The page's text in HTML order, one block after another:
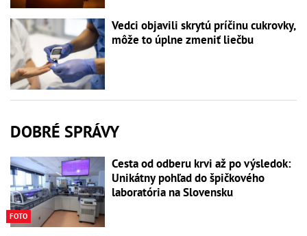
Vedci objavili skrytú príčinu cukrovky,
môže to úplne zmeniť liečbu
DOBRÉ SPRÁVY
FOTO
Cesta od odberu krvi až po výsledok:
Unikátny pohľad do špičkového
laboratória na Slovensku